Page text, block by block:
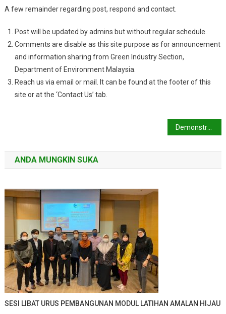
A few remainder regarding post, respond and contact.
Post will be updated by admins but without regular schedule.
Comments are disable as this site purpose as for announcement
and information sharing from Green Industry Section,
Department of Environment Malaysia.
Reach us via email or mail. It can be found at the footer of this
site or at the ‘Contact Us’ tab.
kiriman
Demonstrasi Pengeluaran Bersih (CP) - Kilang Beras
ANDA MUNGKIN SUKA
SESI LIBAT URUS PEMBANGUNAN MODUL LATIHAN AMALAN HIJAU